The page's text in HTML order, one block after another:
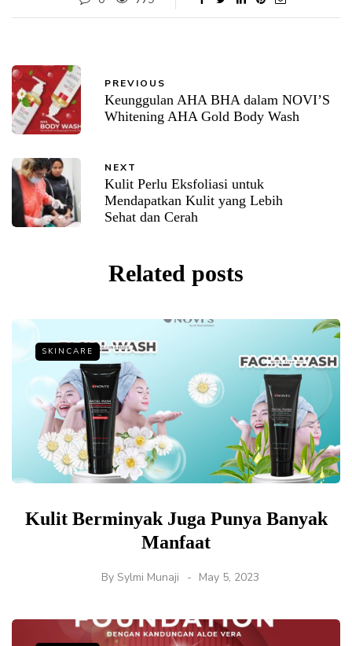
PREVIOUS
Keunggulan AHA BHA dalam NOVI’S
Whitening AHA Gold Body Wash
NEXT
Kulit Perlu Eksfoliasi untuk
Mendapatkan Kulit yang Lebih
Sehat dan Cerah
Related posts
SKINCARE
Kulit Berminyak Juga Punya Banyak
Manfaat
By Sylmi Munaji May 5, 2023